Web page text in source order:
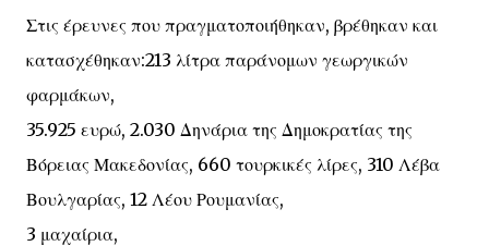
Στις έρευνες που πραγματοποιήθηκαν, βρέθηκαν και
κατασχέθηκαν:213 λίτρα παράνομων γεωργικών
φαρμάκων,
35.925 ευρώ, 2.030 Δηνάρια της Δημοκρατίας της
Βόρειας Μακεδονίας, 660 τουρκικές λίρες, 310 Λέβα
Βουλγαρίας, 12 Λέου Ρουμανίας,
3 μαχαίρια,